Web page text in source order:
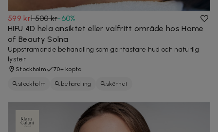
599 kr1 500 kr-60%
HIFU 4D hela ansiktet eller valfritt område hos Home
of Beauty Solna
Uppstramande behandling som ger fastare hud och naturlig
lyster
Stockholm 70+ köpta
stockholm behandling skönhet